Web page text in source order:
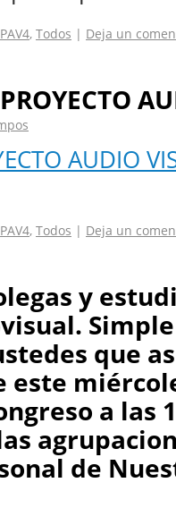
PAV4, Todos | Deja un
AUDIO
PAV4, Todos | Deja un
y
que
este
a las
de